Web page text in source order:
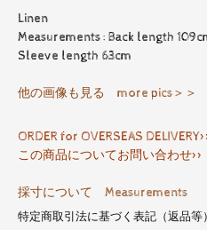
Linen
Measurements : Back length
Sleeve length 63cm
他の画像も見る more pics＞＞
ORDER for OVERSEAS
この商品についてお問い合わせ>>
採寸について Measurements
特定商取引法に基づく表記（返品等）